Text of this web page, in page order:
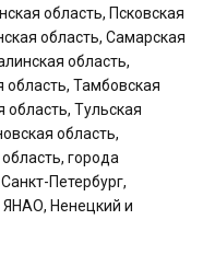
область, Псковская
область, Самарская
область,
Тамбовская
область, Тульская
область,
города
Петербург,
Ненецкий и